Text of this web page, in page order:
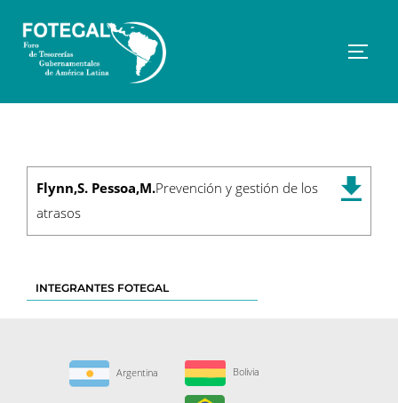
contenido
Flynn,S. Pessoa,M.Prevención y gestión de los
atrasos
INTEGRANTES FOTEGAL
Argentina Bolivia